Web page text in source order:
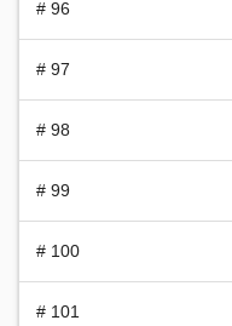
# 96
# 97
# 98
# 99
# 100
# 101